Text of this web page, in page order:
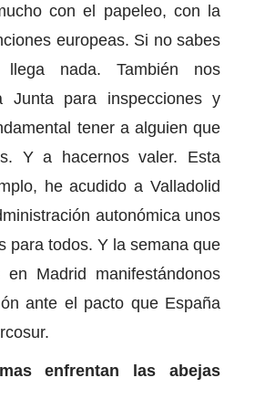
con el papeleo, con la
europeas. Si no sabes
nada. También nos
Junta para inspecciones y
tener a alguien que
Y a hacernos valer. Esta
he acudido a Valladolid
autonómica unos
para todos. Y la semana que
en Madrid manifestándonos
ante el pacto que España
enfrentan las abejas